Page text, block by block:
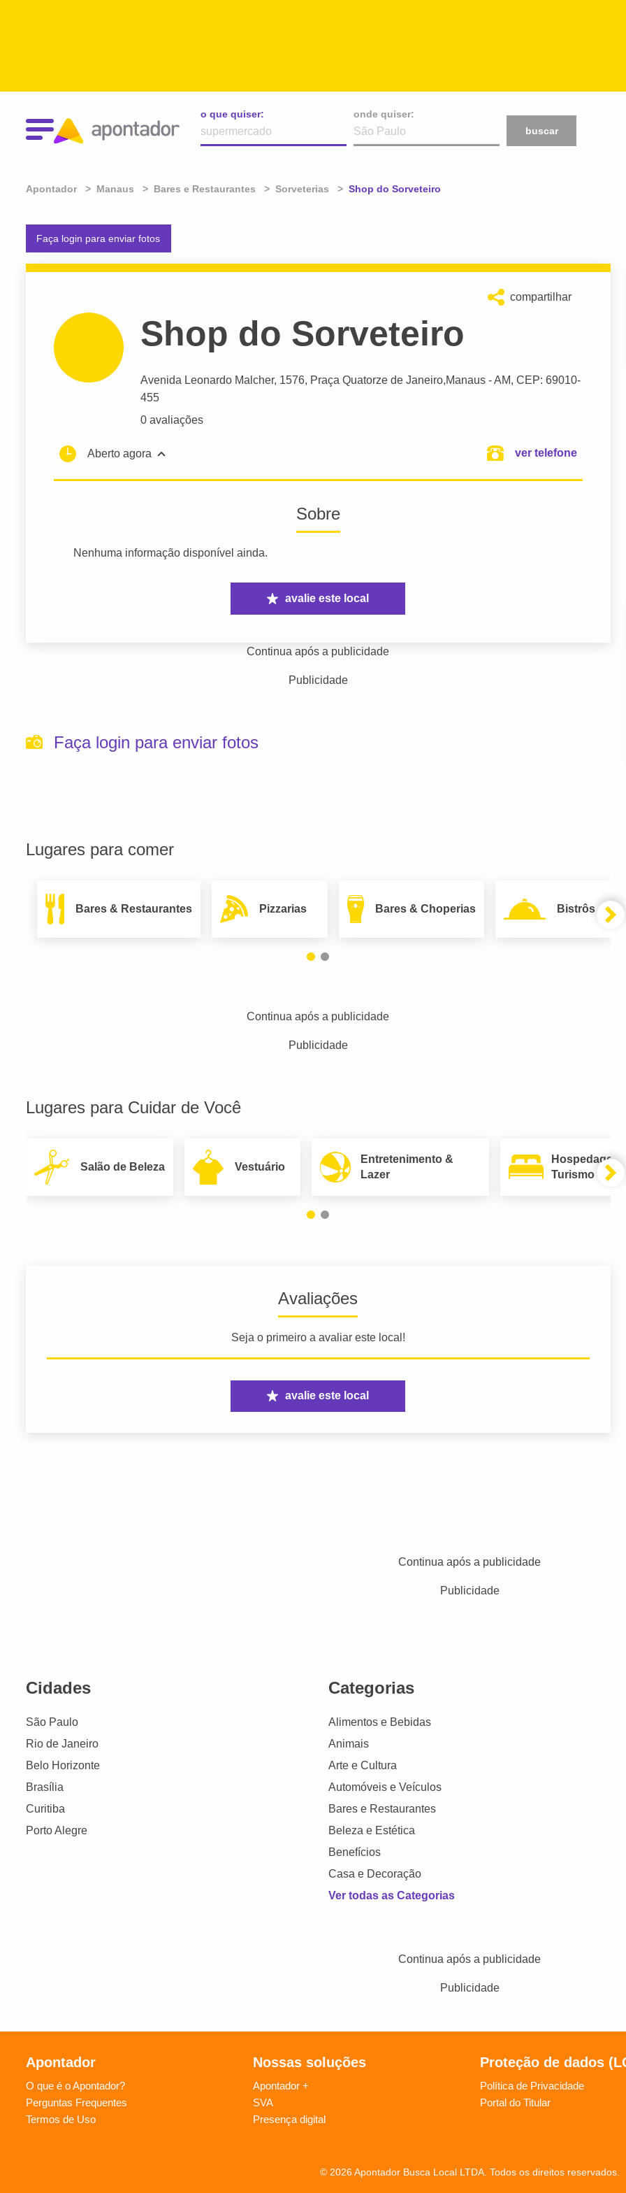
o que quiser:
onde quiser:
buscar
Apontador Manaus Bares e Restaurantes Sorveterias Atual:
Shop do Sorveteiro
Faça login para enviar fotos
compartilhar
Shop do Sorveteiro
Avenida Leonardo Malcher, 1576, Praça Quatorze de Janeiro,Manaus - AM, CEP: 69010-
455
0 avaliações
Aberto agora ver telefone
Sobre
Nenhuma informação disponível ainda.
avalie este local
Continua após a publicidade
Publicidade
Faça login para enviar fotos
Lugares para comer
Bares & Restaurantes Pizzarias Bares & Choperias Bistrôs
Continua após a publicidade
Publicidade
Lugares para Cuidar de Você
Salão de Beleza Vestuário
Entretenimento &
Lazer
Hospedagem
Turismo
Avaliações
Seja o primeiro a avaliar este local!
avalie este local
Continua após a publicidade
Publicidade
Cidades
São Paulo
Rio de Janeiro
Belo Horizonte
Brasília
Curitiba
Porto Alegre
Categorias
Alimentos e Bebidas
Animais
Arte e Cultura
Automóveis e Veículos
Bares e Restaurantes
Beleza e Estética
Benefícios
Casa e Decoração
Ver todas as Categorias
Continua após a publicidade
Publicidade
Apontador
O que é o Apontador?
Perguntas Frequentes
Termos de Uso
Nossas soluções
Apontador +
SVA
Presença digital
Proteção de dados
Política de Privacidade
Portal do Titular
© 2026 Apontador Busca Local LTDA. Todos os direitos reservados.